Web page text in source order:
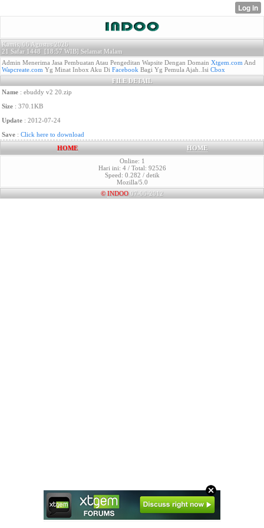
Kamis, 06 Agustus 2026
21 Safar 1448 [18:57 WIB] Selamat Malam
Admin Menerima Jasa Pembuatan Atau Pengeditan Wapsite Dengan Domain Xtgem.com And
Wapcreate.com Yg Minat Inbox Aku Di Facebook Bagi Yg Pemula Ajah..Isi Cbox
FILE DETAIL
Name : ebuddy v2 20.zip
Size : 370.1KB
Update : 2012-07-24
Save : Click here to download
HOME
HOME
Online: 1
Hari ini: 4 / Total: 92526
Speed: 0.282 / detik
Mozilla/5.0
© INDOO 07-06-2012